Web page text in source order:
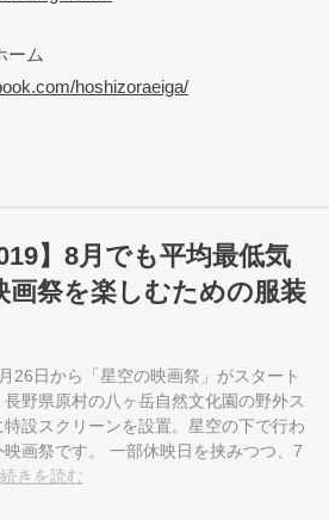
ーム
hoshizoraeiga/
】8月でも平均最低気
祭を楽しむための服装
26日から「星空の映画祭」がスタート
長野県原村の八ヶ岳自然文化園の野外ス
特設スクリーンを設置。星空の下で行わ
映画祭です。 一部休映日を挟みつつ、7
続きを読む